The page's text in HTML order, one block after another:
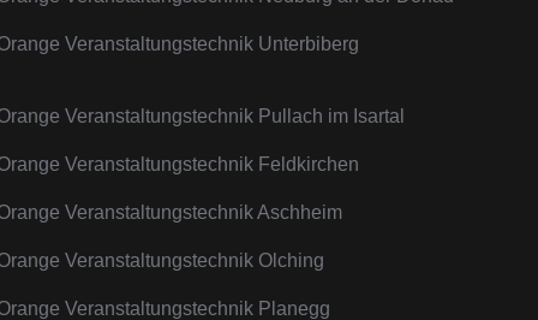
Veranstaltungstechnik Unterbiberg
Veranstaltungstechnik Pullach im Isartal
Veranstaltungstechnik Feldkirchen
Veranstaltungstechnik Aschheim
Veranstaltungstechnik Olching
Veranstaltungstechnik Planegg